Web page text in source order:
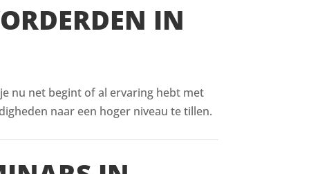
IN
nu net begint of al ervaring hebt met
naar een hoger niveau te tillen.